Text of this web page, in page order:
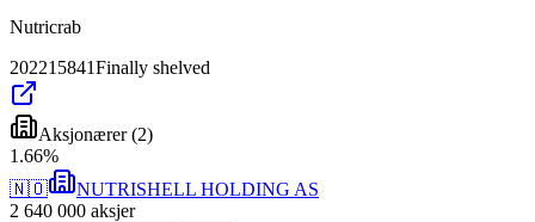
Nutricrab
202215841Finally shelved
Aksjonærer(2)
1 .66%
🇳🇴
NUTRISHELL HOLDING AS
2 640 000 aksjer